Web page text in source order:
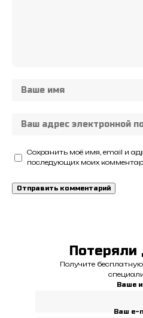
Сохранить моё имя, email и
последующих моих
Потеряли
Получите
Ваше
Ваш e-